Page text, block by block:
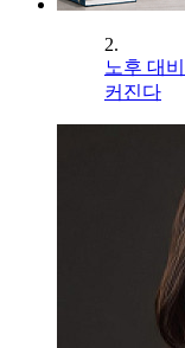
2.
노후 대
커진다